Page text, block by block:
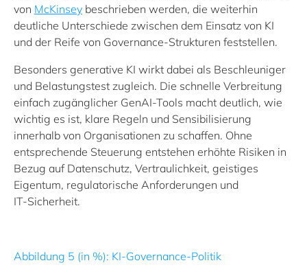
von McKinsey beschrieben werden, die weiterhin
deutliche Unterschiede zwischen dem Einsatz von KI
und der Reife von Governance‑Strukturen feststellen.
Besonders generative KI wirkt dabei als Beschleuniger
und Belastungstest zugleich. Die schnelle Verbreitung
einfach zugänglicher GenAI‑Tools macht deutlich, wie
wichtig es ist, klare Regeln und Sensibilisierung
innerhalb von Organisationen zu schaffen. Ohne
entsprechende Steuerung entstehen erhöhte Risiken in
Bezug auf Datenschutz, Vertraulichkeit, geistiges
Eigentum, regulatorische Anforderungen und
IT‑Sicherheit.
Abbildung 5 (in %): KI-Governance-Politik